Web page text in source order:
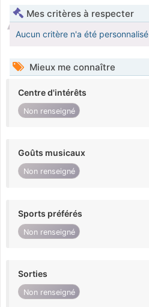
Mes critères à respecter
Aucun critère n'a été personnalisé
Mieux me connaître
Centre d'intérêts
Non renseigné
Goûts musicaux
Non renseigné
Sports préférés
Non renseigné
Sorties
Non renseigné